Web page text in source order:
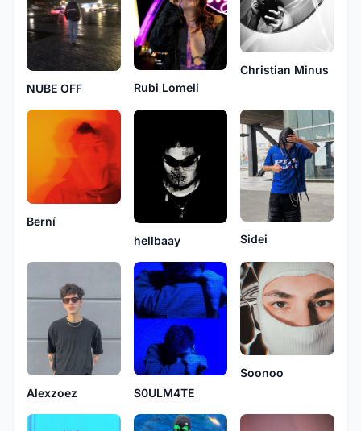
NUBE OFF Rubi Lomeli
Christian Minus
Berní
hellbaay
Sidei
Alexzoez S0ULM4TE
Soonoo